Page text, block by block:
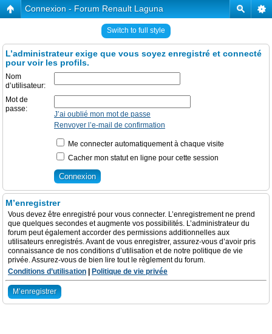
Connexion - Forum Renault Laguna
Switch to full style
L’administrateur exige que vous soyez enregistré et connecté
pour voir les profils.
Nom
d’utilisateur:
Mot de
passe:
J’ai oublié mon mot de passe
Renvoyer l’e-mail de confirmation
Me connecter automatiquement à chaque visite
Cacher mon statut en ligne pour cette session
M’enregistrer
Vous devez être enregistré pour vous connecter. L’enregistrement ne prend
que quelques secondes et augmente vos possibilités. L’administrateur du
forum peut également accorder des permissions additionnelles aux
utilisateurs enregistrés. Avant de vous enregistrer, assurez-vous d’avoir pris
connaissance de nos conditions d’utilisation et de notre politique de vie
privée. Assurez-vous de bien lire tout le règlement du forum.
Conditions d’utilisation
Politique de vie privée
M’enregistrer